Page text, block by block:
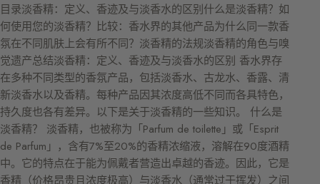
目录淡香精：定义、香迹及与淡香水的区别什么是淡香精？如
何使用您的淡香精？比较：香水界的其他产品为什么同一款香
氛在不同肌肤上会有所不同？淡香精的法规淡香精的角色与嗅
觉遗产总结淡香精：定义、香迹及与淡香水的区别 香水界存
在多种不同类型的香氛产品，包括淡香水、古龙水、香露、清
新淡香水以及香精。每种产品因其浓度高低不同而各具特色，
持久度也各有差异。以下是关于淡香精的一些知识。 什么是
淡香精？ 淡香精，也被称为「Parfum de toilette」或「Esprit
de Parfum」，含有7%至20%的香精浓缩液，溶解在90度酒精
中。它的特点在于能为佩戴者营造出卓越的香迹。因此，它是
香精（价格昂贵且浓度极高）与淡香水（通常过于挥发）之间